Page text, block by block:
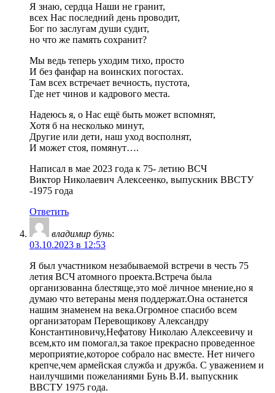
Я знаю, сердца Наши не гранит,
всех Нас последний день проводит,
Бог по заслугам души судит,
но что же память сохранит?
Мы ведь теперь уходим тихо, просто
И без фанфар на воинских погостах.
Там всех встречает вечность, пустота,
Где нет чинов и кадрового места.
Надеюсь я, о Нас ещё быть может вспомнят,
Хотя б на несколько минут,
Другие или дети, наш уход восполнят,
И может стоя, помянут….
Написал в мае 2023 года к 75- летию ВСЧ
Виктор Николаевич Алексеенко, выпускник ВВСТУ
-1975 года
Ответить
владимир бунь:
03.10.2023 в 12:53
Я был участником незабываемой встречи в честь 75
летия ВСЧ атомного проекта.Встреча была
организованна блестяще,это моё личное мнение,но я
думаю что ветераны меня поддержат.Она останется
нашим знаменем на века.Огромное спасибо всем
организаторам Перевощикову Александру
Константиновичу,Нефатову Николаю Алексеевичу и
всем,кто им помогал,за такое прекрасно проведенное
мероприятие,которое собрало нас вместе. Нет ничего
крепче,чем армейская служба и дружба. С уважением и
наилучшими пожеланиями Бунь В.И. выпускник
ВВСТУ 1975 года.